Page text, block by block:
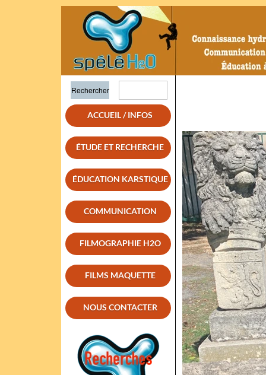
ACCUEIL / INFOS
ÉTUDE ET RECHERCHE
ÉDUCATION KARSTIQUE
COMMUNICATION
FILMOGRAPHIE H2O
FILMS MAQUETTE
NOUS CONTACTER